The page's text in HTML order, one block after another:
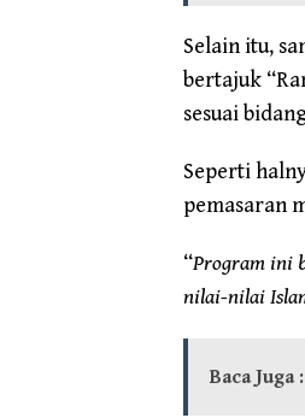
Selain itu,
bertajuk
sesuai
Seperti
pemasaran
“Program ini
nilai-nilai
Baca Juga :